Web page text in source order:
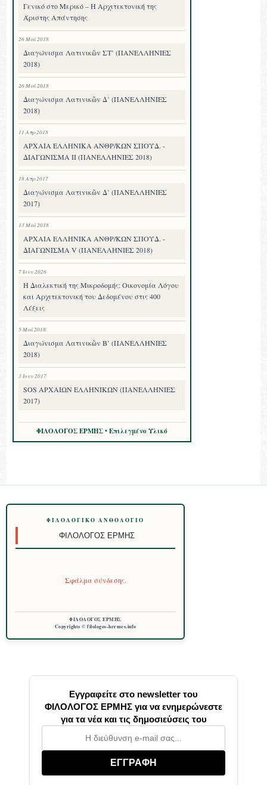
Γενικό στο Μερικό – Η Αρχιτεκτονική της
Άριστης Απάντησης
26 Μαΐ 2018
Διαγώνισμα Λατινικῶν ΣΤ’ (ΠΑΝΕΛΛΗΝΙΕΣ
2018)
26 Μαΐ 2018
Διαγώνισμα Λατινικῶν Δ’ (ΠΑΝΕΛΛΗΝΙΕΣ
2018)
11 Απρ 2018
ΑΡΧΑΙΑ ΕΛΛΗΝΙΚΑ ΑΝΘΡ/ΚΩΝ ΣΠΟΥΔ. -
ΔΙΑΓΩΝΙΣΜΑ II (ΠΑΝΕΛΛΗΝΙΕΣ 2018)
18 Απρ 2017
Διαγώνισμα Λατινικῶν Δ’ (ΠΑΝΕΛΛΗΝΙΕΣ
2017)
13 Μαΐ 2018
ΑΡΧΑΙΑ ΕΛΛΗΝΙΚΑ ΑΝΘΡ/ΚΩΝ ΣΠΟΥΔ. -
ΔΙΑΓΩΝΙΣΜΑ V (ΠΑΝΕΛΛΗΝΙΕΣ 2018)
7 Ιουν 2026
Η Διαλεκτική της Μικροδομής: Οικονομία Λόγου
και Αρχιτεκτονική του Δεδομένου στις 400
Λέξεις
5 Μαΐ 2018
Διαγώνισμα Λατινικῶν Β’ (ΠΑΝΕΛΛΗΝΙΕΣ
2018)
3 Ιουν 2017
SOS ΑΡΧΑΙΩΝ ΕΛΛΗΝΙΚΩΝ (ΠΑΝΕΛΛΗΝΙΕΣ
2017)
ΦΙΛΟΛΟΓΟΣ ΕΡΜΗΣ • Επιλεγμένο Υλικό
ΦΙΛΟΛΟΓΙΚΌ ΑΝΘΟΛΌΓΙΟ
ΦΙΛΌΛΟΓΟΣ ΕΡΜΉΣ
Σφάλμα σύνδεσης.
ΦΙΛΟΛΟΓΟΣ ΕΡΜΗΣ
Copyrights © filologos-hermes.info
Εγγραφείτε στο newsletter του
ΦΙΛΟΛΟΓΟΣ ΕΡΜΗΣ για να ενημερώνεστε
για τα νέα και τις δημοσιεύσεις του
ΕΓΓΡΑΦΗ